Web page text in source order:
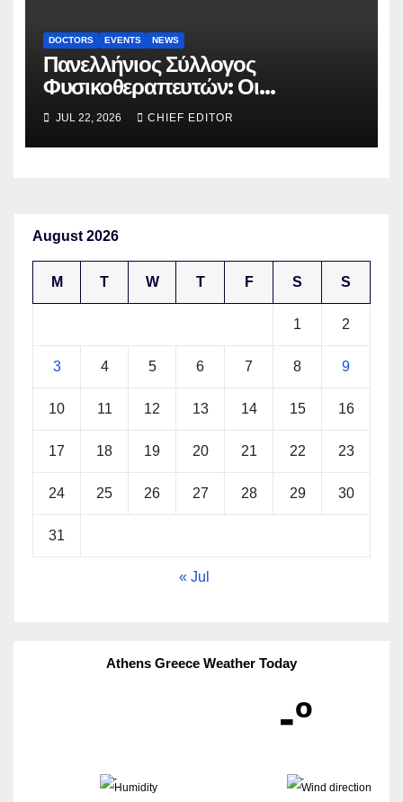
DOCTORS EVENTS NEWS
Πανελλήνιος Σύλλογος
Φυσικοθεραπευτών: Οι
προτάσεις προς τον ΕΟΠΥΥ για
τον περιορισμό του clawback
JUL 22, 2026 CHIEF EDITOR
August 2026
M T W T F S S
1 2
3 4 5 6 7 8 9
10 11 12 13 14 15 16
17 18 19 20 21 22 23
24 25 26 27 28 29 30
31
« Jul
Athens Greece Weather Today
-º
- -